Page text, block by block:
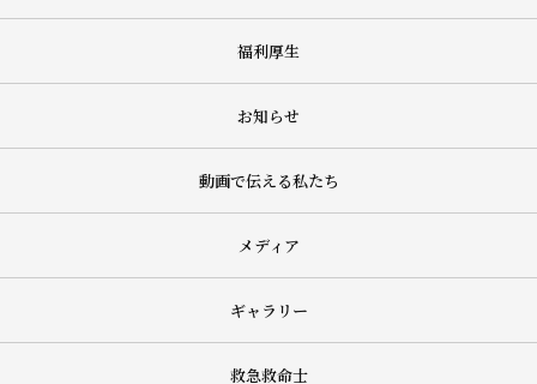
福利厚生
お知らせ
動画で伝える私たち
メディア
ギャラリー
救急救命士